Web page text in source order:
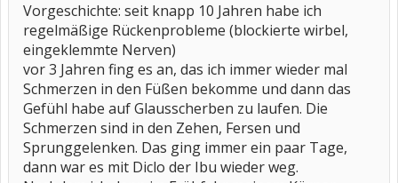
Vorgeschichte: seit knapp 10 Jahren habe ich
regelmäßige Rückenprobleme (blockierte wirbel,
eingeklemmte Nerven)
vor 3 Jahren fing es an, das ich immer wieder mal
Schmerzen in den Füßen bekomme und dann das
Gefühl habe auf Glausscherben zu laufen. Die
Schmerzen sind in den Zehen, Fersen und
Sprunggelenken. Das ging immer ein paar Tage,
dann war es mit Diclo der Ibu wieder weg.